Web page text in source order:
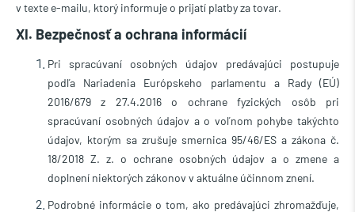
v texte e-mailu, ktorý informuje o prijatí platby za tovar.
XI. Bezpečnosť a ochrana informácií
Pri spracúvaní osobných údajov predávajúci postupuje
podľa Nariadenia Európskeho parlamentu a Rady (EÚ)
2016/679 z 27.4.2016 o ochrane fyzických osôb pri
spracúvaní osobných údajov a o voľnom pohybe takýchto
údajov, ktorým sa zrušuje smernica 95/46/ES a zákona č.
18/2018 Z. z. o ochrane osobných údajov a o zmene a
doplnení niektorých zákonov v aktuálne účinnom znení.
Podrobné informácie o tom, ako predávajúci zhromažďuje,